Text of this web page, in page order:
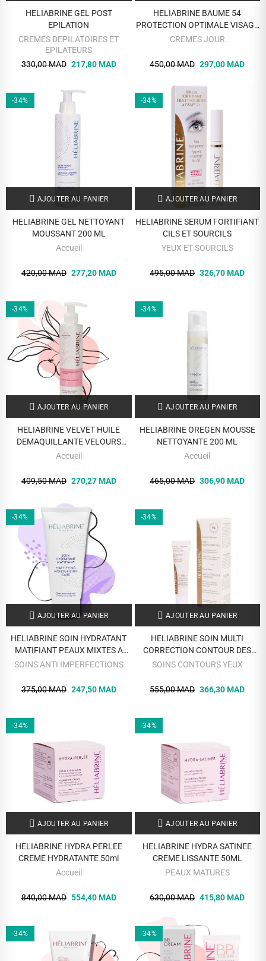
HELIABRINE GEL POST
EPILATION
CREMES DEPILATOIRES ET
EPILATEURS
330,00 MAD 217,80 MAD
HELIABRINE BAUME 54
PROTECTION OPTIMALE VISAGE
50ML
CREMES JOUR
450,00 MAD 297,00 MAD
-34%
AJOUTER AU PANIER
HELIABRINE GEL NETTOYANT
MOUSSANT 200 ML
Accueil
420,00 MAD 277,20 MAD
-34%
AJOUTER AU PANIER
HELIABRINE SERUM FORTIFIANT
CILS ET SOURCILS
YEUX ET SOURCILS
495,00 MAD 326,70 MAD
-34%
AJOUTER AU PANIER
HELIABRINE VELVET HUILE
DEMAQUILLANTE VELOURS
TOUS TYPES DE PEAUX 150 ML
Accueil
409,50 MAD 270,27 MAD
-34%
AJOUTER AU PANIER
HELIABRINE OREGEN MOUSSE
NETTOYANTE 200 ML
Accueil
465,00 MAD 306,90 MAD
-34%
AJOUTER AU PANIER
HELIABRINE SOIN HYDRATANT
MATIFIANT PEAUX MIXTES A
GRASSES
SOINS ANTI IMPERFECTIONS
375,00 MAD 247,50 MAD
-34%
AJOUTER AU PANIER
HELIABRINE SOIN MULTI
CORRECTION CONTOUR DES
YEUX
SOINS CONTOURS YEUX
555,00 MAD 366,30 MAD
-34%
AJOUTER AU PANIER
HELIABRINE HYDRA PERLEE
CREME HYDRATANTE 50ml
Accueil
840,00 MAD 554,40 MAD
-34%
AJOUTER AU PANIER
HELIABRINE HYDRA SATINEE
CREME LISSANTE 50ML
PEAUX MATURES
630,00 MAD 415,80 MAD
-34% -34%